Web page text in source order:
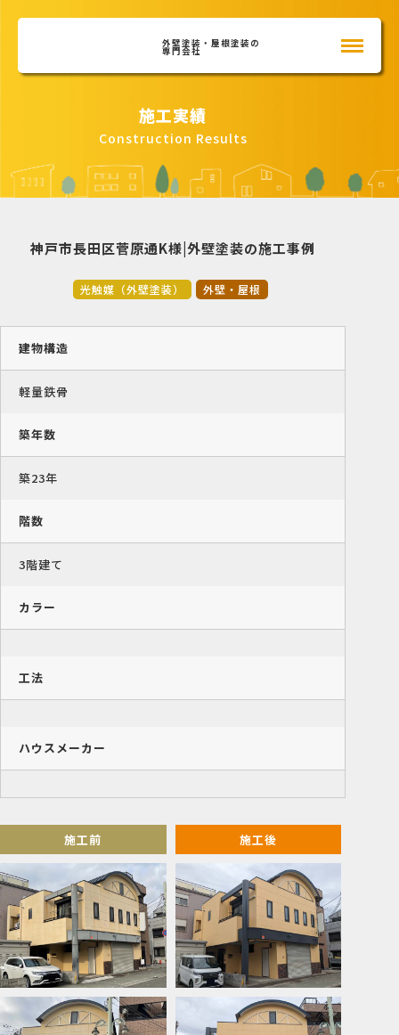
外壁塗装・屋根塗装の
専門会社
施工実績
Construction Results
神戸市長田区菅原通K様|外壁塗装の施工事例
光触媒（外壁塗装） 外壁・屋根
建物構造
軽量鉄骨
築年数
築23年
階数
3階建て
カラー
工法
ハウスメーカー
施工前 施工後